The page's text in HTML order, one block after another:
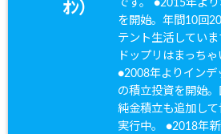
ｵﾝ）
です。 ●2015年よ
を開始。年間10回
テント生活してい
ドップリはまっち
●2008年よりインデ
の積立投資を開始。
純金積立も追加し
実行中。 ●2018年